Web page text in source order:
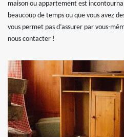
maison ou appartement est
beaucoup de temps ou que vous avez
vous permet pas d’assurer par vous-
nous contacter !